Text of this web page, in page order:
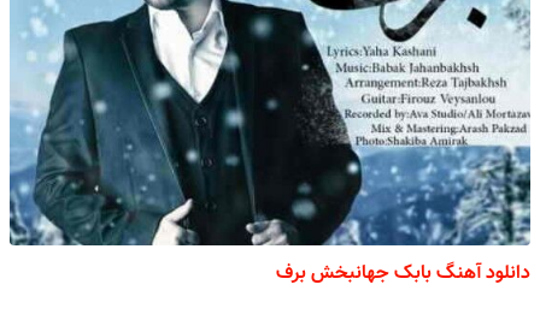
دانلود آهنگ بابک جهانبخش برف